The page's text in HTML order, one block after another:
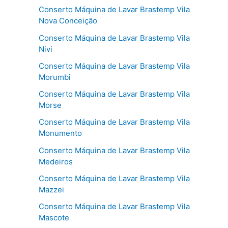
Conserto Máquina de Lavar Brastemp Vila
Nova Conceição
Conserto Máquina de Lavar Brastemp Vila
Nivi
Conserto Máquina de Lavar Brastemp Vila
Morumbi
Conserto Máquina de Lavar Brastemp Vila
Morse
Conserto Máquina de Lavar Brastemp Vila
Monumento
Conserto Máquina de Lavar Brastemp Vila
Medeiros
Conserto Máquina de Lavar Brastemp Vila
Mazzei
Conserto Máquina de Lavar Brastemp Vila
Mascote